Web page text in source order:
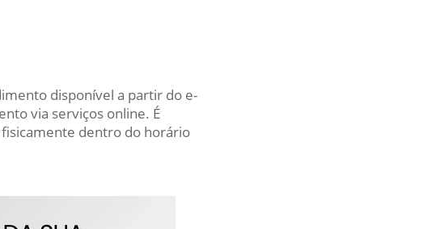
disponível a partir do e-
via serviços online. É
dentro do horário